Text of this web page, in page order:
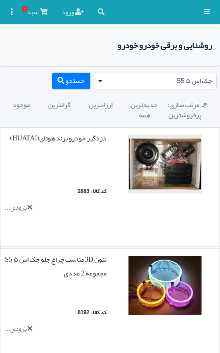
ورود سبد۰
روشنایی و برقی خودرو خودرو
جک اس ۵ S5 جستجو
 مرتب سازی: جدیدترین ارزانترین گرانترین موجود
پرفروشترین
همه
دزدگیر خودرو برند هوتای(HUATAI)
کد کالا : 2883
بزودی...
نئون 3D مناسب چراغ جلو جک اس ۵ S5
مجموعه 2 عددی
کد کالا : 8192
بزودی...